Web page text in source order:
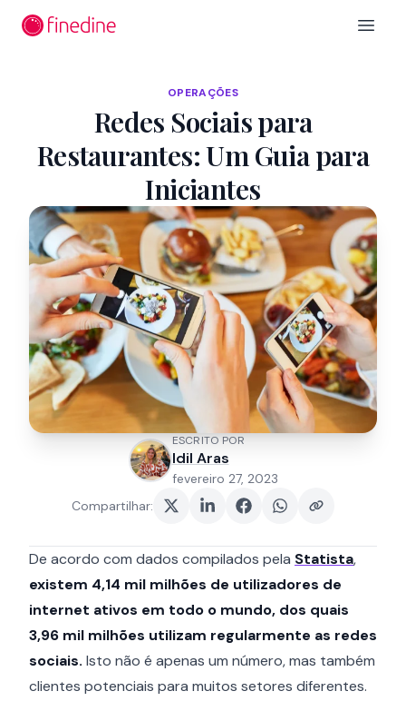
Open
OPERAÇÕES
Redes Sociais para
Restaurantes: Um Guia para
Iniciantes
ESCRITO POR
Idil Aras
fevereiro 27, 2023
Compartilhar:
De acordo com dados compilados pela Statista,
existem 4,14 mil milhões de utilizadores de
internet ativos em todo o mundo, dos quais
3,96 mil milhões utilizam regularmente as redes
sociais. Isto não é apenas um número, mas também
clientes potenciais para muitos setores diferentes.